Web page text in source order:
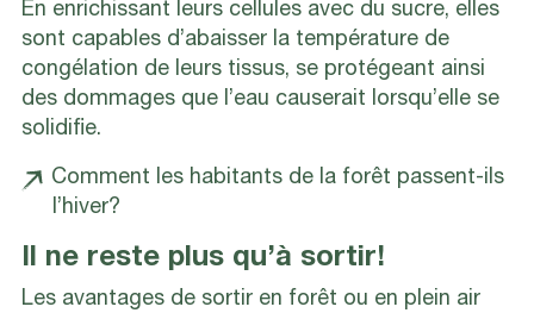
En enrichissant leurs cellules avec du sucre, elles
sont capables d’abaisser la température de
congélation de leurs tissus, se protégeant ainsi
des dommages que l’eau causerait lorsqu’elle se
solidifie.
Comment les habitants de la forêt passent-ils
l’hiver?
Il ne reste plus qu’à sortir!
Les avantages de sortir en forêt ou en plein air